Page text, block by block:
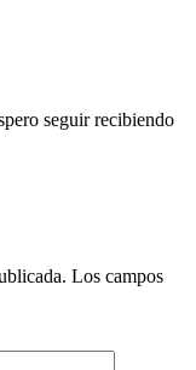
seguir recibiendo
Los campos